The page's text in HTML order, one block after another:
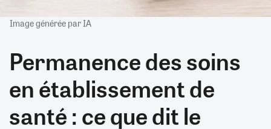
Image générée par IA
Permanence des soins
en établissement de
santé : ce que dit le